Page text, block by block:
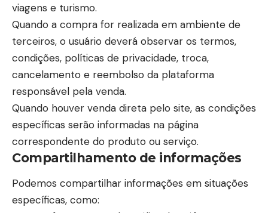
viagens e turismo.
Quando a compra for realizada em ambiente de
terceiros, o usuário deverá observar os termos,
condições, políticas de privacidade, troca,
cancelamento e reembolso da plataforma
responsável pela venda.
Quando houver venda direta pelo site, as condições
específicas serão informadas na página
correspondente do produto ou serviço.
Compartilhamento de informações
Podemos compartilhar informações em situações
específicas, como: